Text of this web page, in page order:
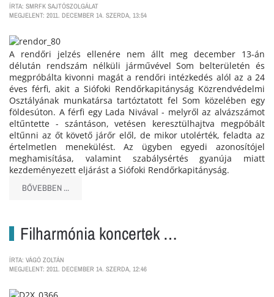
ÍRTA: SMRFK SAJTÓSZOLGÁLAT
MEGJELENT: 2011. DECEMBER 14. SZERDA, 13:54
A rendőri jelzés ellenére nem állt meg december 13-án
délután rendszám nélküli járművével Som belterületén és
megpróbálta kivonni magát a rendőri intézkedés alól az a 24
éves férfi, akit a Siófoki Rendőrkapitányság Közrendvédelmi
Osztályának munkatársa tartóztatott fel Som közelében egy
földesúton. A férfi egy Lada Nivával - melyről az alvázszámot
eltűntette - szántáson, vetésen keresztülhajtva megpóbált
eltűnni az őt követő járőr elől, de mikor utolérték, feladta az
értelmetlen menekülést. Az ügyben egyedi azonosítójel
meghamisítása, valamint szabálysértés gyanúja miatt
kezdeményezett eljárást a Siófoki Rendőrkapitányság.
BŐVEBBEN ...
Filharmónia koncertek …
ÍRTA: VÁGÓ ZOLTÁN
MEGJELENT: 2011. DECEMBER 14. SZERDA, 12:46